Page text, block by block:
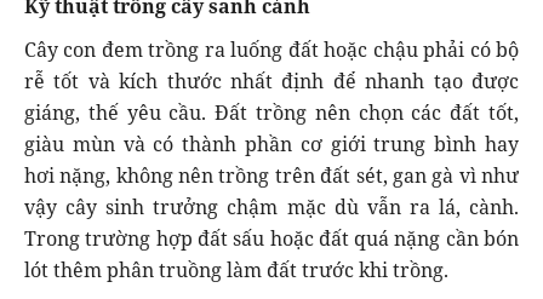
Kỹ thuật trồng cây sanh cảnh
Cây con đem trồng ra luống đất hoặc chậu phải có bộ
rễ tốt và kích thước nhất định để nhanh tạo được
giáng, thế yêu cầu. Đất trồng nên chọn các đất tốt,
giàu mùn và có thành phần cơ giới trung bình hay
hơi nặng, không nên trồng trên đất sét, gan gà vì như
vậy cây sinh trưởng chậm mặc dù vẫn ra lá, cành.
Trong trường hợp đất sấu hoặc đất quá nặng cần bón
lót thêm phân truồng làm đất trước khi trồng.